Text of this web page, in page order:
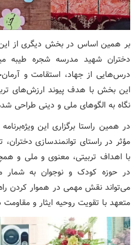
بر همین اساس در بخش دیگری از این
دختران شهید مدرسه شجره طیبه
درس‌هایی از جهاد، استقامت و
این بخش با هدف پیوند ارزش‌های
نگاه به الگوهای ملی و دینی طراحی
در همین راستا برگزاری این
مؤثر در راستای توانمندسازی
با اهداف تربیتی، معنوی و ملی و
در حوزه کودک و نوجوان به شمار
می‌تواند نقش مهمی در هموار کردن
متعهد با تقویت روحیه ایثار و